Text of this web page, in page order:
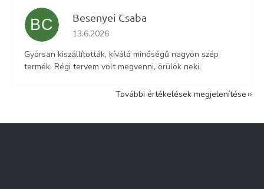
BC Besenyei Csaba
Az áruház értékelése 5-ből 5 csillag.
13.6.2026
Gyorsan kiszállították, kíváló minőségű nagyon szép
termék. Régi tervem volt megvenni, örülök neki.
További értékelések megjelenítése